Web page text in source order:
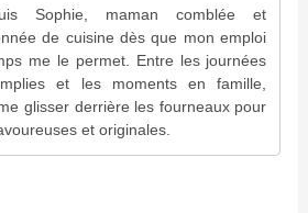
Sophie, maman comblée et
de cuisine dès que mon emploi
me le permet. Entre les journées
et les moments en famille,
glisser derrière les fourneaux pour
et originales.